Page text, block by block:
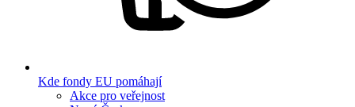
Kde fondy EU pomáhají
Akce pro veřejnost